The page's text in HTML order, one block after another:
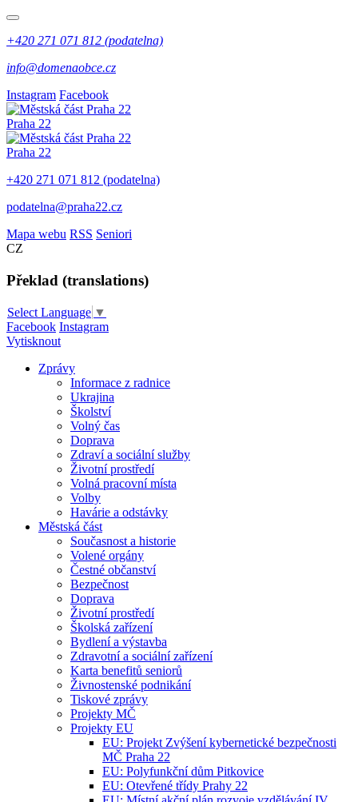
+420 271 071 812 (podatelna)
info@domenaobce.cz
Instagram Facebook
Praha 22
Praha 22
+420 271 071 812 (podatelna)
podatelna@praha22.cz
Mapa webu RSS Seniori
CZ
Překlad (translations)
Select Language ▼
Facebook Instagram
Vytisknout
Zprávy
Informace z radnice
Ukrajina
Školství
Volný čas
Doprava
Zdraví a sociální služby
Životní prostředí
Volná pracovní místa
Volby
Havárie a odstávky
Městská část
Současnost a historie
Volené orgány
Čestné občanství
Bezpečnost
Doprava
Životní prostředí
Školská zařízení
Bydlení a výstavba
Zdravotní a sociální zařízení
Karta benefitů seniorů
Živnostenské podnikání
Tiskové zprávy
Projekty MČ
Projekty EU
EU: Projekt Zvýšení kybernetické bezpečnosti
MČ Praha 22
EU: Polyfunkční dům Pitkovice
EU: Otevřené třídy Prahy 22